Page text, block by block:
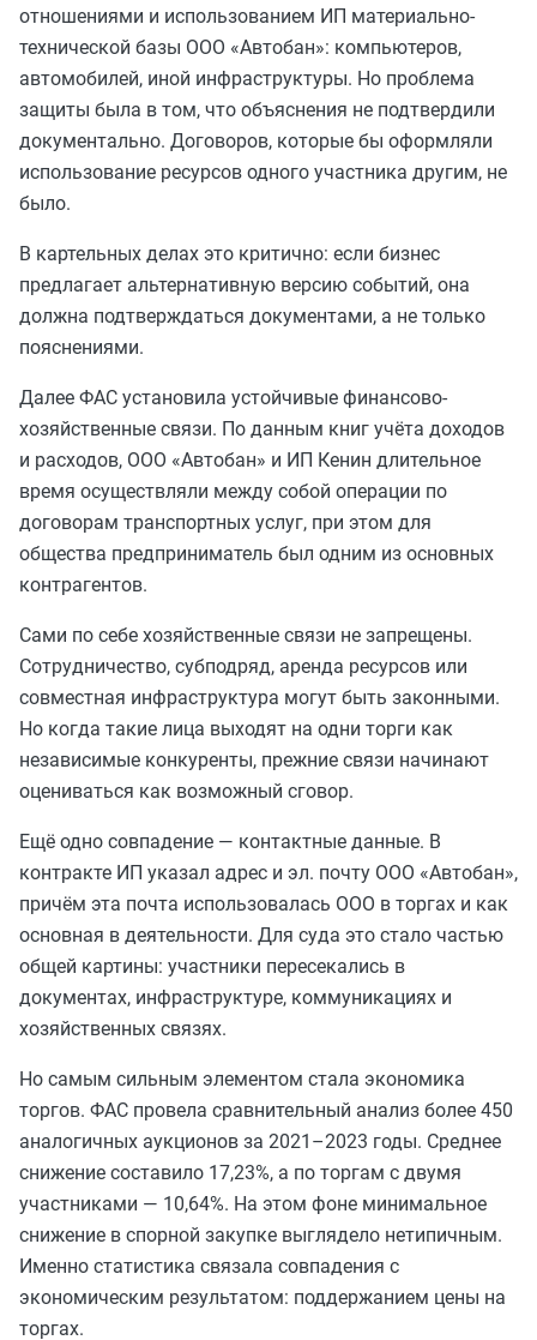
отношениями и использованием ИП материально-
технической базы ООО «Автобан»: компьютеров,
автомобилей, иной инфраструктуры. Но проблема
защиты была в том, что объяснения не подтвердили
документально. Договоров, которые бы оформляли
использование ресурсов одного участника другим, не
было.
В картельных делах это критично: если бизнес
предлагает альтернативную версию событий, она
должна подтверждаться документами, а не только
пояснениями.
Далее ФАС установила устойчивые финансово-
хозяйственные связи. По данным книг учёта доходов
и расходов, ООО «Автобан» и ИП Кенин длительное
время осуществляли между собой операции по
договорам транспортных услуг, при этом для
общества предприниматель был одним из основных
контрагентов.
Сами по себе хозяйственные связи не запрещены.
Сотрудничество, субподряд, аренда ресурсов или
совместная инфраструктура могут быть законными.
Но когда такие лица выходят на одни торги как
независимые конкуренты, прежние связи начинают
оцениваться как возможный сговор.
Ещё одно совпадение — контактные данные. В
контракте ИП указал адрес и эл. почту ООО «Автобан»,
причём эта почта использовалась ООО в торгах и как
основная в деятельности. Для суда это стало частью
общей картины: участники пересекались в
документах, инфраструктуре, коммуникациях и
хозяйственных связях.
Но самым сильным элементом стала экономика
торгов. ФАС провела сравнительный анализ более 450
аналогичных аукционов за 2021–2023 годы. Среднее
снижение составило 17,23%, а по торгам с двумя
участниками — 10,64%. На этом фоне минимальное
снижение в спорной закупке выглядело нетипичным.
Именно статистика связала совпадения с
экономическим результатом: поддержанием цены на
торгах.